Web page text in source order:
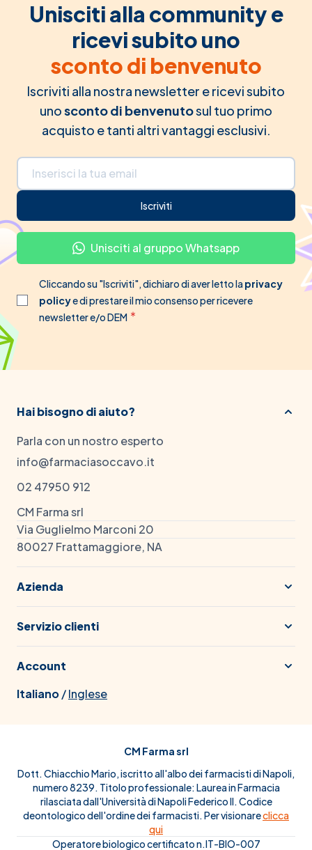
Unisciti alla community e
ricevi subito uno
sconto di benvenuto
Iscriviti alla nostra newsletter e ricevi subito
unosconto di benvenutosul tuo primo
acquisto e tanti altri vantaggi esclusivi.
Indirizzo email
Iscriviti
Unisciti al gruppo Whatsapp
Cliccando su "Iscriviti", dichiaro di aver letto laprivacy
policye di prestare il mio consenso per ricevere
newsletter e/o DEM
Hai bisogno di aiuto?
Parla con un nostro esperto
info@farmaciasoccavo.it
02 47950 912
CM Farma srl
Via Guglielmo Marconi 20
80027 Frattamaggiore, NA
Azienda
Servizio clienti
Account
Italiano/Inglese
CM Farma srl
Dott. Chiacchio Mario, iscritto all'albo dei farmacisti di Napoli,
numero 8239. Titolo professionale: Laurea in Farmacia
rilasciata dall'Università di Napoli Federico II. Codice
deontologico dell'ordine dei farmacisti. Per visionareclicca
qui
Operatore biologico certificato n.IT-BIO-007